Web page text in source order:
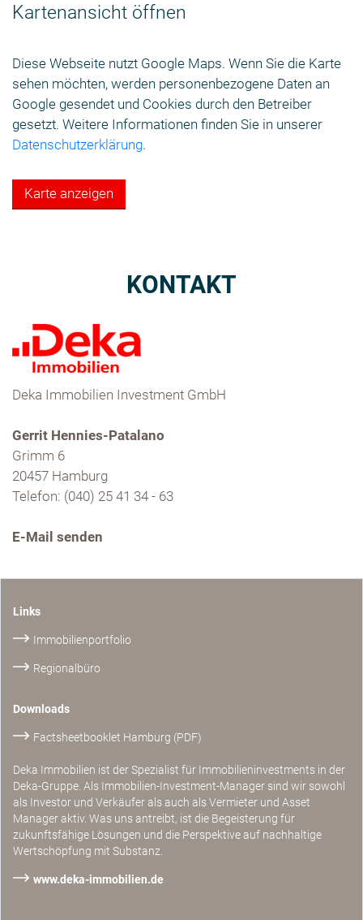
Kartenansicht öffnen
Diese Webseite nutzt Google Maps. Wenn Sie die Karte
sehen möchten, werden personenbezogene Daten an
Google gesendet und Cookies durch den Betreiber
gesetzt. Weitere Informationen finden Sie in unserer
Datenschutzerklärung.
Karte anzeigen
KONTAKT
Deka Immobilien Investment GmbH
Gerrit Hennies-Patalano
Grimm 6
20457 Hamburg
Telefon: (040) 25 41 34 - 63
E-Mail senden
Links
Immobilienportfolio
Regionalbüro
Downloads
Factsheetbooklet Hamburg (PDF)
Deka Immobilien ist der Spezialist für Immobilieninvestments in der
Deka-Gruppe. Als Immobilien-Investment-Manager sind wir sowohl
als Investor und Verkäufer als auch als Vermieter und Asset
Manager aktiv. Was uns antreibt, ist die Begeisterung für
zukunftsfähige Lösungen und die Perspektive auf nachhaltige
Wertschöpfung mit Substanz.
www.deka-immobilien.de